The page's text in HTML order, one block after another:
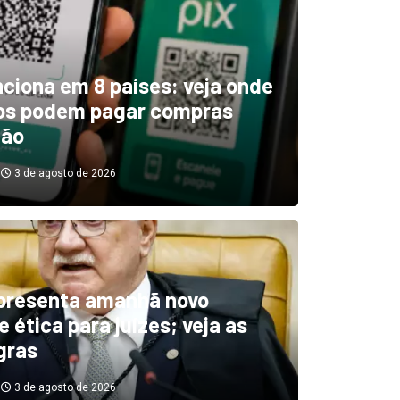
indica El Niño
diminuindo chuvas e
secas de rios
3 de agosto de 2026
em 8 países: veja onde
podem pagar compras
3 de agosto de 2026
amanhã novo
ética para juízes; veja as
3 de agosto de 2026